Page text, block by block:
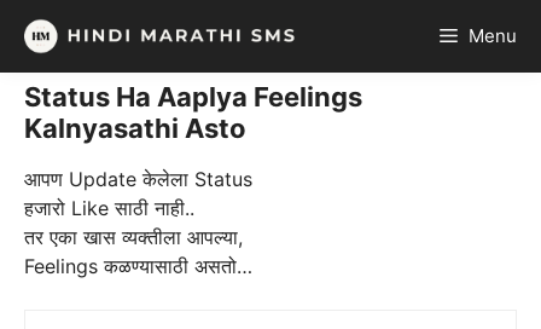
Skip
content
Menu
Status Ha Aaplya Feelings
Kalnyasathi Asto
आपण Update केलेला Status
हजारो Like साठी नाही..
तर एका खास व्यक्तीला आपल्या,
Feelings कळण्यासाठी असतो…